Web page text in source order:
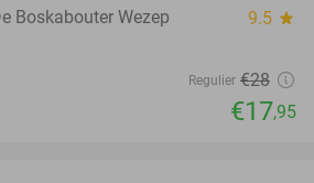
Boskabouter Wezep 9.5 star
Regulier €28
€17,95